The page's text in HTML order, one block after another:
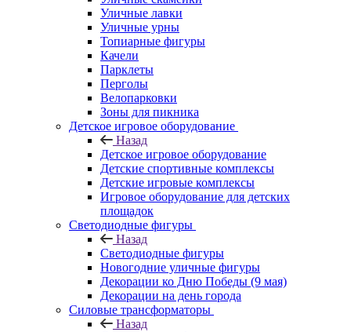
Уличные лавки
Уличные урны
Топиарные фигуры
Качели
Парклеты
Перголы
Велопарковки
Зоны для пикника
Детское игровое оборудование
Назад
Детское игровое оборудование
Детские спортивные комплексы
Детские игровые комплексы
Игровое оборудование для детских
площадок
Светодиодные фигуры
Назад
Светодиодные фигуры
Новогодние уличные фигуры
Декорации ко Дню Победы (9 мая)
Декорации на день города
Силовые трансформаторы
Назад